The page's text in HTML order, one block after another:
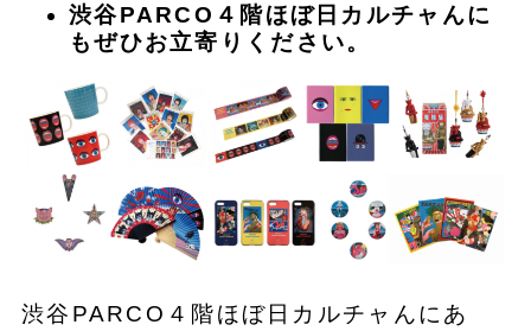
渋谷PARCO４階ほぼ日カルチャんに
もぜひお立寄りください。
渋谷PARCO４階ほぼ日カルチャんにあ